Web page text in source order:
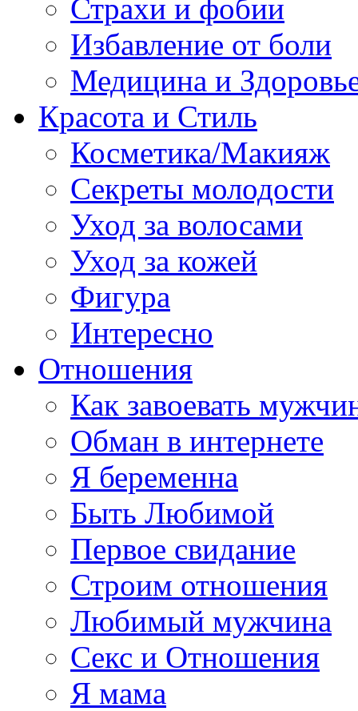
Страхи и фобии
Избавление от боли
Медицина и
Красота и Стиль
Косметика/Макияж
Секреты молодости
Уход за волосами
Уход за кожей
Фигура
Интересно
Отношения
Как завоевать
Обман в интернете
Я беременна
Быть Любимой
Первое свидание
Строим отношения
Любимый мужчина
Секс и Отношения
Я мама